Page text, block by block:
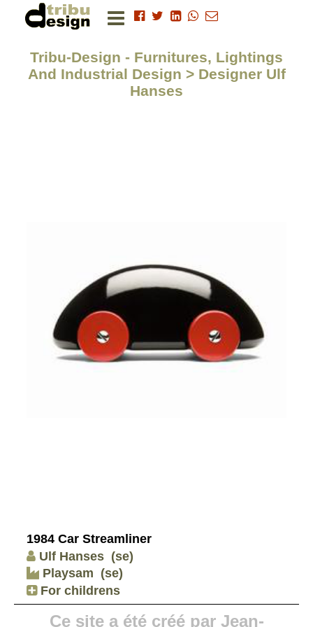
Tribu-Design - Furnitures, Lightings
And Industrial Design > Designer Ulf
Hanses
1984 Car Streamliner
Ulf Hanses (se)
Playsam (se)
For childrens
Ce site a été créé par Jean-